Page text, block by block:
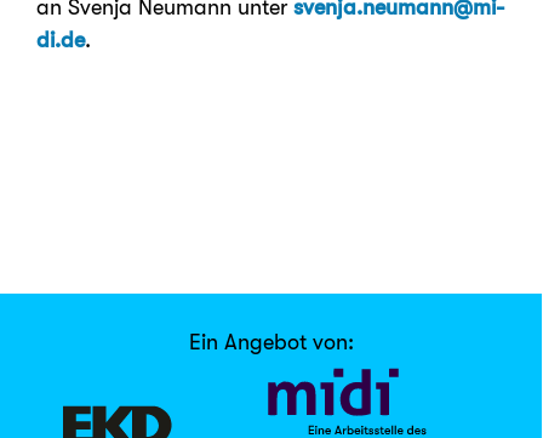
an Svenja Neumann unter svenja.neumann@mi-
di.de.
Ein Angebot von: